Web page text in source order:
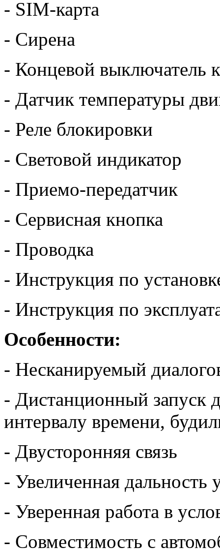
- SIM-карта
- Сирена
- Концевой выключатель
- Датчик температуры
- Реле блокировки
- Световой индикатор
- Приемо-передатчик
- Сервисная кнопка
- Проводка
- Инструкция по
- Инструкция по
Особенности:
- Несканируемый
- Дистанционный запуск
интервалу времени,
- Двусторонняя связь
- Увеличенная дальность
- Уверенная работа в
- Совместимость с